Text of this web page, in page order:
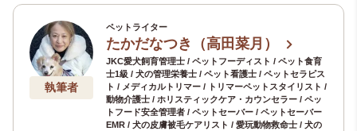
執筆者
ペットライター
たかだなつき（高田菜月）
JKC愛犬飼育管理士 / ペットフーディスト / ペット食育
士1級 / 犬の管理栄養士 / ペット看護士 / ペットセラピス
ト / メディカルトリマー / トリマーペットスタイリスト /
動物介護士 / ホリスティックケア・カウンセラー / ペッ
トフード安全管理者 / ペットセーバー / ペットセーバー
EMR / 犬の皮膚被毛ケアリスト / 愛玩動物救命士 / 犬の